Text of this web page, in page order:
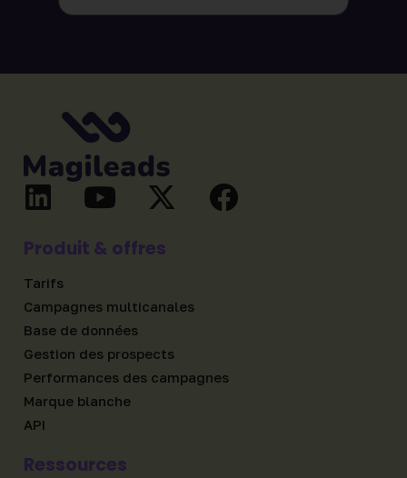
Produit & offres
Tarifs
Campagnes multicanales
Base de données
Gestion des prospects
Performances des campagnes
Marque blanche
API
Ressources